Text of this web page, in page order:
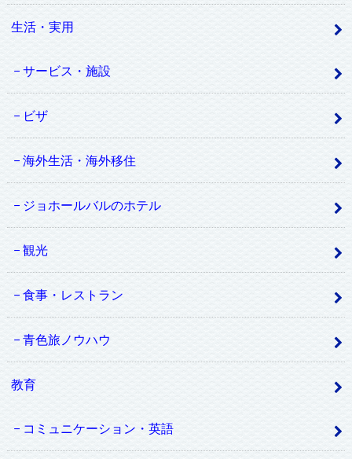
生活・実用
サービス・施設
ビザ
海外生活・海外移住
ジョホールバルのホテル
観光
食事・レストラン
青色旅ノウハウ
教育
コミュニケーション・英語